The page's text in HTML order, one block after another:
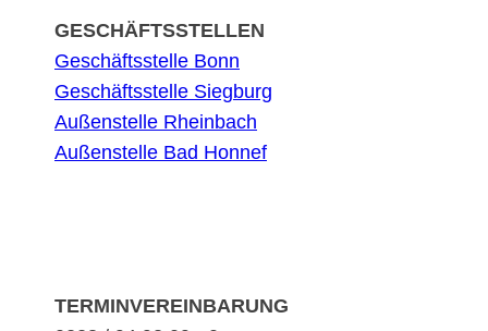
GESCHÄFTSSTELLEN
Geschäftsstelle Bonn
Geschäftsstelle Siegburg
Außenstelle Rheinbach
Außenstelle Bad Honnef
TERMINVEREINBARUNG